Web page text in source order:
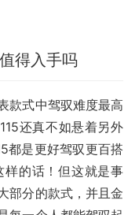
得入手吗
款式中驾驭难度最高
还真不如悬着另外
都是更好驾驭更百搭
样的话！但这就是事
部分的款式，并且金